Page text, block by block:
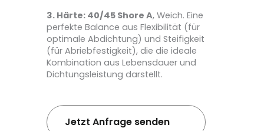
3. Härte: 40/45 Shore A, Weich. Eine
perfekte Balance aus Flexibilität (für
optimale Abdichtung) und Steifigkeit
(für Abriebfestigkeit), die die ideale
Kombination aus Lebensdauer und
Dichtungsleistung darstellt.
Jetzt Anfrage senden